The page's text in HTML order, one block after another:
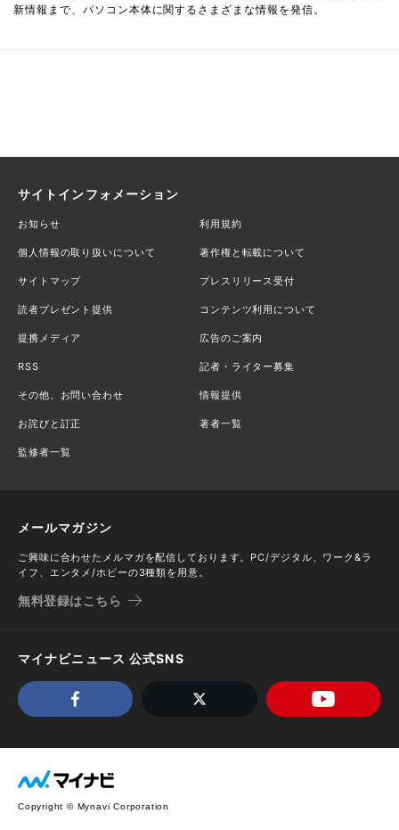
新情報まで、パソコン本体に関するさまざまな情報を発信。
サイトインフォメーション
お知らせ 利用規約
個人情報の取り扱いについて 著作権と転載について
サイトマップ プレスリリース受付
読者プレゼント提供 コンテンツ利用について
提携メディア 広告のご案内
RSS 記者・ライター募集
その他、お問い合わせ 情報提供
お詫びと訂正 著者一覧
監修者一覧
メールマガジン
ご興味に合わせたメルマガを配信しております。PC/デジタル、ワーク&ラ
イフ、エンタメ/ホビーの3種類を用意。
無料登録はこちら
マイナビニュース 公式SNS
Copyright © Mynavi Corporation